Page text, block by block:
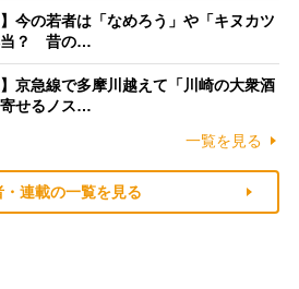
今の若者は「なめろう」や「キヌカツ
当？ 昔の…
京急線で多摩川越えて「川崎の大衆酒
せるノス…
一覧を見る
・連載の一覧を見る